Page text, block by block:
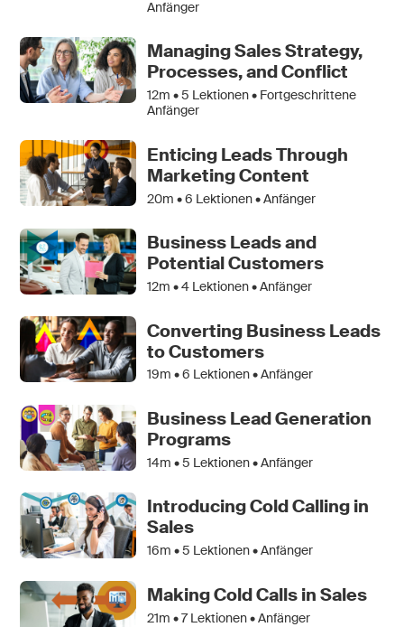
Anfänger
Managing Sales Strategy,
Processes, and Conflict
12m •5 Lektionen • Fortgeschrittene
Anfänger
Enticing Leads Through
Marketing Content
20m •6 Lektionen • Anfänger
Business Leads and
Potential Customers
12m •4 Lektionen • Anfänger
Converting Business Leads
to Customers
19m •6 Lektionen • Anfänger
Business Lead Generation
Programs
14m •5 Lektionen • Anfänger
Introducing Cold Calling in
Sales
16m •5 Lektionen • Anfänger
Making Cold Calls in Sales
21m •7Lektionen • Anfänger